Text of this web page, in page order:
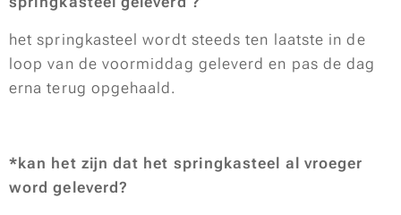
het springkasteel wordt steeds ten laatste in de
loop van de voormiddag geleverd en pas de dag
erna terug opgehaald.
*kan het zijn dat het springkasteel al vroeger
word geleverd?